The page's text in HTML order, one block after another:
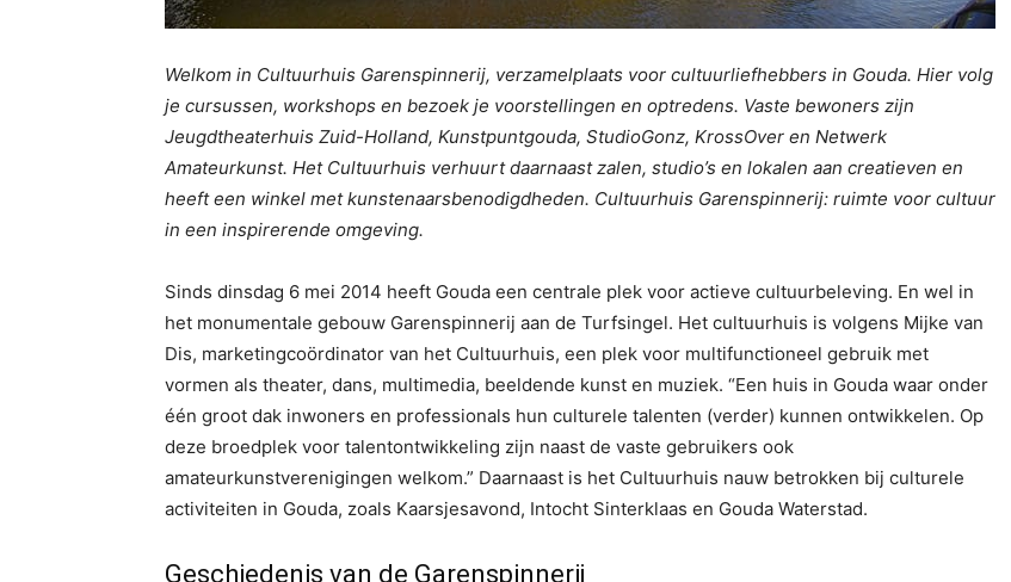
Welkom in Cultuurhuis Garenspinnerij, verzamelplaats voor cultuurliefhebbers in Gouda. Hier volg
je cursussen, workshops en bezoek je voorstellingen en optredens. Vaste bewoners zijn
Jeugdtheaterhuis Zuid-Holland, Kunstpuntgouda, StudioGonz, KrossOver en Netwerk
Amateurkunst. Het Cultuurhuis verhuurt daarnaast zalen, studio’s en lokalen aan creatieven en
heeft een winkel met kunstenaarsbenodigdheden. Cultuurhuis Garenspinnerij: ruimte voor cultuur
in een inspirerende omgeving.
Sinds dinsdag 6 mei 2014 heeft Gouda een centrale plek voor actieve cultuurbeleving. En wel in
het monumentale gebouw Garenspinnerij aan de Turfsingel. Het cultuurhuis is volgens Mijke van
Dis, marketingcoördinator van het Cultuurhuis, een plek voor multifunctioneel gebruik met
vormen als theater, dans, multimedia, beeldende kunst en muziek. “Een huis in Gouda waar onder
één groot dak inwoners en professionals hun culturele talenten (verder) kunnen ontwikkelen. Op
deze broedplek voor talentontwikkeling zijn naast de vaste gebruikers ook
amateurkunstverenigingen welkom.” Daarnaast is het Cultuurhuis nauw betrokken bij culturele
activiteiten in Gouda, zoals Kaarsjesavond, Intocht Sinterklaas en Gouda Waterstad.
Geschiedenis van de Garenspinnerij